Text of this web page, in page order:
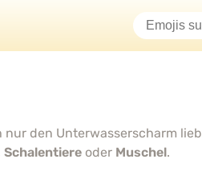
den Unterwasserscharm
Schalentiere oder Muschel.